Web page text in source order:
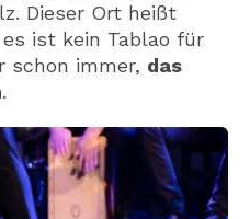
Dieser Ort heißt
ist kein Tablao für
schon immer, das
.